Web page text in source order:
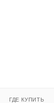
ГДЕ КУПИТЬ